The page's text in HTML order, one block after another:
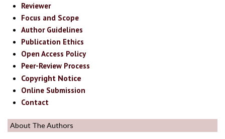
Reviewer
Focus and Scope
Author Guidelines
Publication Ethics
Open Access Policy
Peer-Review Process
Copyright Notice
Online Submission
Contact
About The Authors